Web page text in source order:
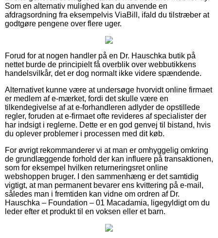
Som en alternativ mulighed kan du anvende en
afdragsordning fra eksempelvis ViaBill, ifald du tilstræber at
godtgøre pengene over flere uger.
Forud for at nogen handler på en Dr. Hauschka butik på
nettet burde de principielt få overblik over webbutikkens
handelsvilkår, det er dog normalt ikke videre spændende.
Alternativet kunne være at undersøge hvorvidt online firmaet
er medlem af e-mærket, fordi det skulle være en
tilkendegivelse af at e-forhandleren adlyder de opstillede
regler, foruden at e-firmaet ofte revideres af specialister der
har indsigt i reglerne. Dette er en god genvej til bistand, hvis
du oplever problemer i processen med dit køb.
For øvrigt rekommanderer vi at man er omhyggelig omkring
de grundlæggende forhold der kan influere på transaktionen,
som for eksempel hvilken returneringsret online
webshoppen bruger. I den sammenhæng er det samtidig
vigtigt, at man permanent bevarer ens kvittering på e-mail,
således man i fremtiden kan vidne om ordren af Dr.
Hauschka – Foundation – 01 Macadamia, ligegyldigt om du
leder efter et produkt til en voksen eller et barn.